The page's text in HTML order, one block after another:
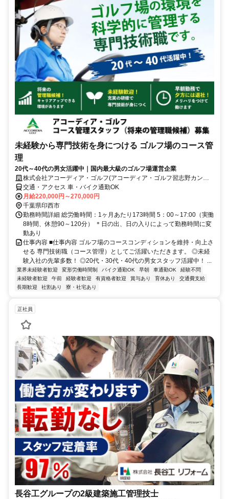
未経験から専門技術を身につける ゴルフ場のコース管
理
20代～40代の男女活躍中｜国内最大級のゴルフ場運営企業
株式会社アコーディア・ゴルフ(アコーディア・ゴルフ習志野カント
リークラブ)
交通・アクセス 車・バイク通勤OK
月給220,000円～270,000円
千葉県印西市
勤務時間詳細 総労働時間：1ヶ月あたり173時間 5：00～17:00（実働
8時間、休憩90～120分） ＊日の出、日の入りによって勤務時間に変
動あり
仕事内容 ■仕事内容 ゴルフ場のコースコンディションを維持・向上さ
せる 専門技術職（コース管理）としてご活躍いただきます。 ◎未経
験入社の先輩多数！ ◎20代・30代・40代の男女スタッフ活躍中！ ...
業界未経験者歓迎 変形労働時間制 バイク通勤OK 早朝 車通勤OK
経験不問
未経験者歓迎
午前 経験者歓迎 有資格者歓迎 賞与あり 育休あり
交通費支給
長期歓迎
社割あり 寮・社宅あり
正社員
長谷工グループの2級建築施工管理技士